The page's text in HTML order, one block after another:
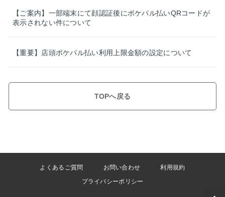
【ご案内】一部端末にて顔認証後にポケパル払いQRコードが
表示されない件について
【重要】店頭ポケパル払い利用上限金額の設定について
TOPへ戻る
よくあるご質問 お問い合わせ
利用規約
プライバシーポリシー